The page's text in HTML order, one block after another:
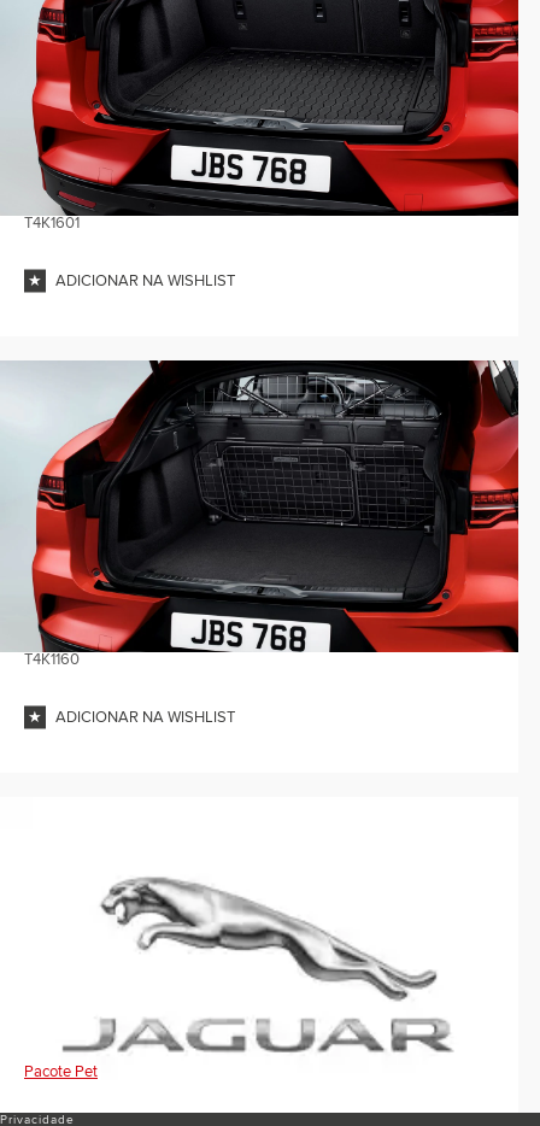
T4K1601
ADICIONAR NA WISHLIST
T4K1160
ADICIONAR NA WISHLIST
Pacote Pet
Privacidade